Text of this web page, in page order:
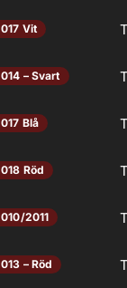
Vit
– Svart
Blå
Röd
2011
– Röd